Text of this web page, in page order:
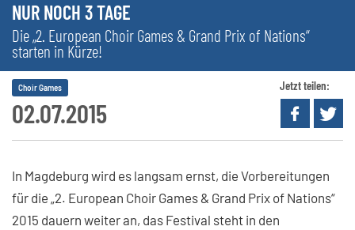
NUR NOCH 3 TAGE
Die „2. European Choir Games & Grand Prix of Nations“
starten in Kürze!
02.07.2015
Choir Games Jetzt teilen:
In Magdeburg wird es langsam ernst, die Vorbereitungen
für die „2. European Choir Games & Grand Prix of Nations“
2015 dauern weiter an, das Festival steht in den